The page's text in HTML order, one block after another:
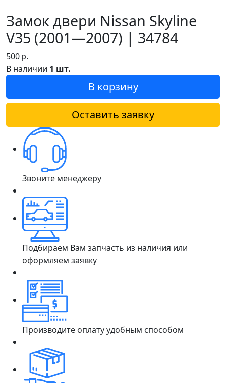
Замок двери Nissan Skyline
V35 (2001—2007) | 34784
500р.
В наличии 1 шт.
В корзину
Оставить заявку
Звоните менеджеру
Подбираем Вам запчасть из наличия или
оформляем заявку
Производите оплату удобным способом